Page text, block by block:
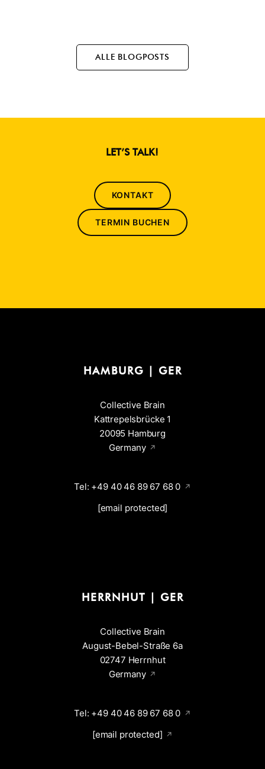
ALLE BLOGPOSTS
LET’S TALK!
KONTAKT
TERMIN BUCHEN
HAMBURG | GER
Collective Brain
Kattrepelsbrücke 1
20095 Hamburg
Germany
Tel: +49 40 46 89 67 68 0
[email protected]
HERRNHUT | GER
Collective Brain
August-Bebel-Straße 6a
02747 Herrnhut
Germany
Tel: +49 40 46 89 67 68 0
[email protected]